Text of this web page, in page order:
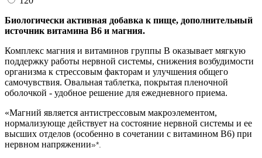
Биологически активная добавка к пище, дополнительный
источник витамина В6 и магния.
Комплекс магния и витаминов группы В оказывает мягкую
поддержку работы нервной системы, снижения возбудимости
организма к стрессовым факторам и улучшения общего
самочувствия. Овальная таблетка, покрытая пленочной
оболочкой - удобное решение для ежедневного приема.
«Магний является антистрессовым макроэлементом,
нормализующе действует на состояние нервной системы и ее
высших отделов (особенно в сочетании с витамином В6) при
нервном напряжении»*.